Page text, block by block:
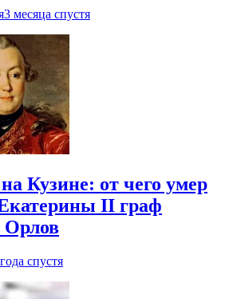
3 месяца спустя
Кузине: от чего умер
II граф
Орлов
спустя